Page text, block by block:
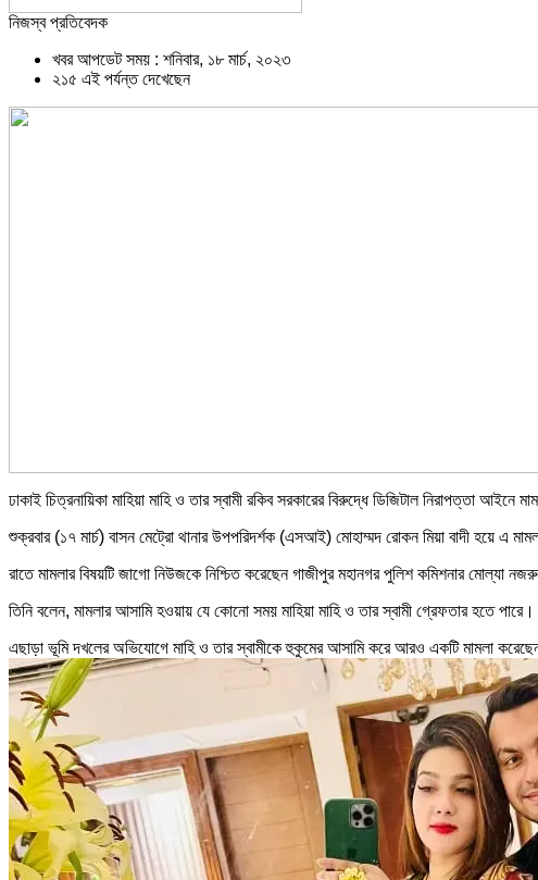
নিজস্ব প্রতিবেদক
খবর আপডেট সময় : শনিবার, ১৮ মার্চ, ২০২৩
২১৫ এই পর্যন্ত দেখেছেন
ঢাকাই চিত্রনায়িকা মাহিয়া মাহি ও তার স্বামী রকিব সরকারের বিরুদ্ধে ডিজিটাল নিরাপত্তা
শুক্রবার (১৭ মার্চ) বাসন মেট্রো থানার উপপরিদর্শক (এসআই) মোহাম্মদ রোকন মিয়া বাদী হয়ে এ
রাতে মামলার বিষয়টি জাগো নিউজকে নিশ্চিত করেছেন গাজীপুর মহানগর পুলিশ কমিশনার মোল্যা
তিনি বলেন, মামলার আসামি হওয়ায় যে কোনো সময় মাহিয়া মাহি ও তার স্বামী গ্রেফতার হতে
এছাড়া ভূমি দখলের অভিযোগে মাহি ও তার স্বামীকে হুকুমের আসামি করে আরও একটি মামলা